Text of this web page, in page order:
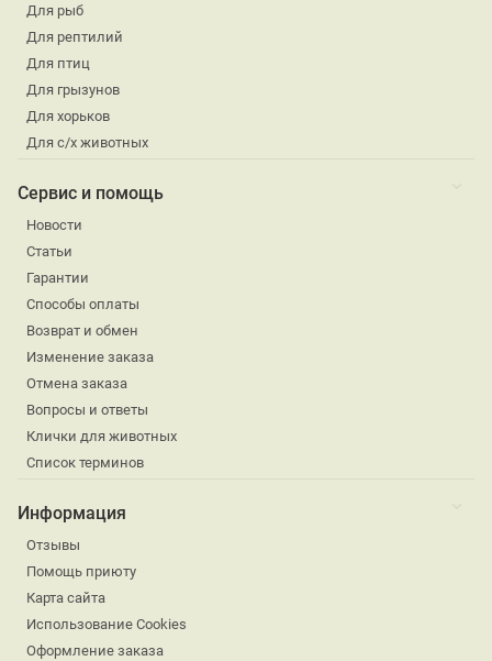
Для рыб
Для рептилий
Для птиц
Для грызунов
Для хорьков
Для с/х животных
Сервис и помощь
Новости
Статьи
Гарантии
Способы оплаты
Возврат и обмен
Изменение заказа
Отмена заказа
Вопросы и ответы
Клички для животных
Список терминов
Информация
Отзывы
Помощь приюту
Карта сайта
Использование Cookies
Оформление заказа